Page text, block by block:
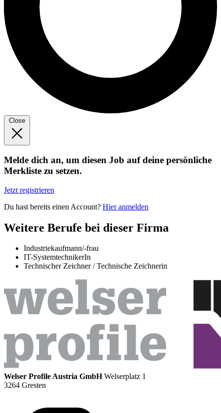
Close
Melde dich an, um diesen Job auf deine persönliche
Merkliste zu setzen.
Jetzt registrieren
Du hast bereits einen Account? Hier anmelden
Weitere Berufe bei dieser Firma
Industriekaufmann/-frau
IT-SystemtechnikerIn
Technischer Zeichner / Technische Zeichnerin
Welser Profile Austria GmbHWelserplatz 1
3264 Gresten